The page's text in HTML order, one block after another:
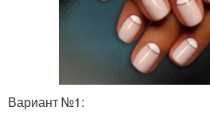
Вариант №1: